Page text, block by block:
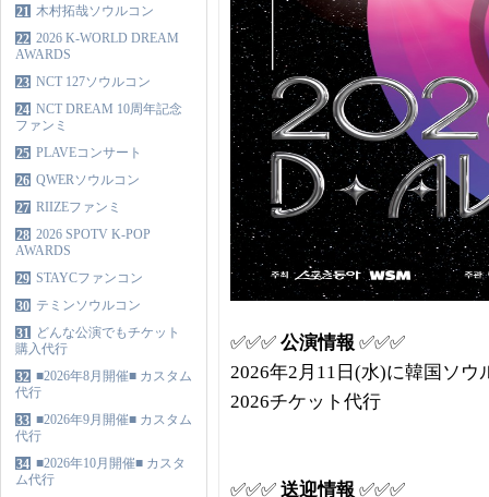
21 木村拓哉ソウルコン
22 2026 K-WORLD DREAM
AWARDS
23 NCT 127ソウルコン
24 NCT DREAM 10周年記念
ファンミ
25 PLAVEコンサート
26 QWERソウルコン
27 RIIZEファンミ
28 2026 SPOTV K-POP
AWARDS
29 STAYCファンコン
30 テミンソウルコン
31 どんな公演でもチケット
購入代行
32 ■2026年8月開催■ カスタム
代行
33 ■2026年9月開催■ カスタム
代行
34 ■2026年10月開催■ カスタ
ム代行
✅✅✅ 公演情報 ✅✅✅
2026年2月11日(水)に韓国ソウ
2026チケット代行
✅✅✅ 送迎情報 ✅✅✅